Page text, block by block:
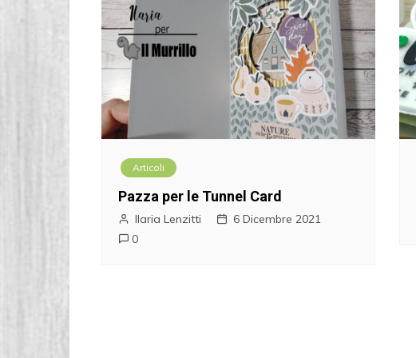
Articoli
Pazza per le Tunnel Card
Ilaria Lenzitti
6 Dicembre 2021
0